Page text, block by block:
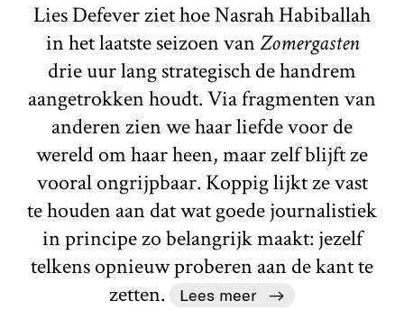
Lies Defever ziet hoe Nasrah Habiballah
in het laatste seizoen vanZomergasten
drie uur lang strategisch de handrem
aangetrokken houdt. Via fragmenten van
anderen zien we haar liefde voor de
wereld om haar heen, maar zelf blijft ze
vooral ongrijpbaar. Koppig lijkt ze vast
te houden aan dat wat goede journalistiek
in principe zo belangrijk maakt: jezelf
telkens opnieuw proberen aan de kant te
zetten.
Lees meer